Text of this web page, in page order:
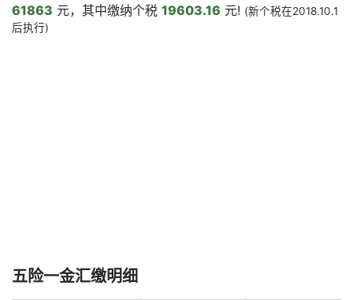
61863 元，其中缴纳个税 19603.16 元! (新个税在2018.10.1
后执行)
五险一金汇缴明细